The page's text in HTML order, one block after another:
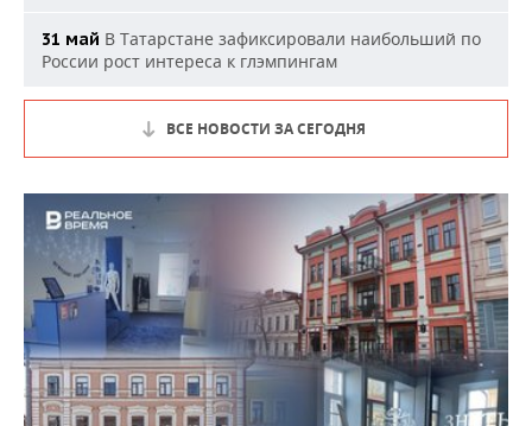
31 май В Татарстане зафиксировали наибольший по
России рост интереса к глэмпингам
ВСЕ НОВОСТИ ЗА СЕГОДНЯ